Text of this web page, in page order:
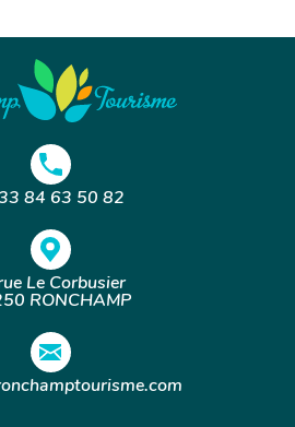
84 63 50 82
Le Corbusier
RONCHAMP